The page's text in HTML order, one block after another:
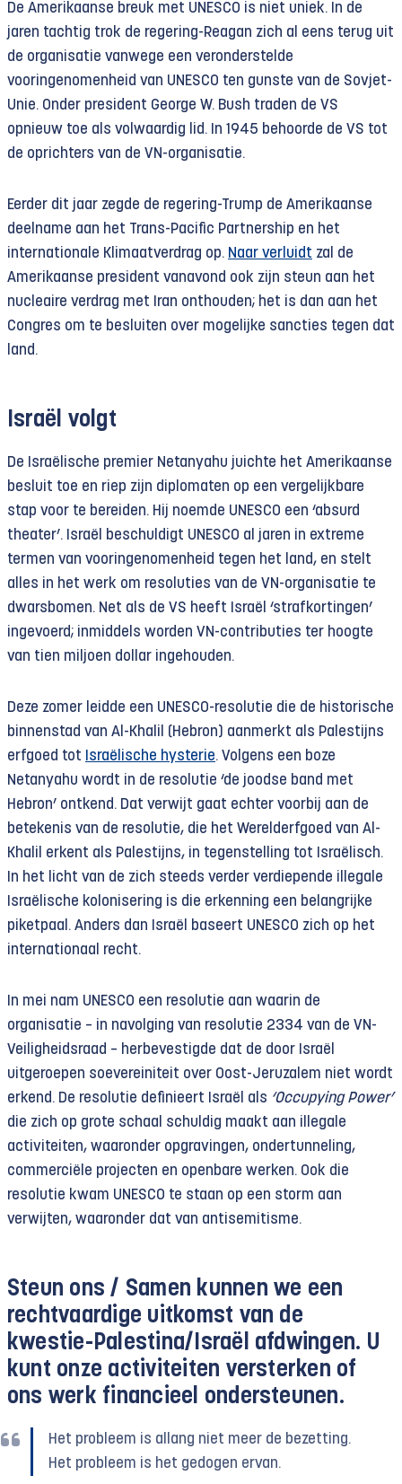
De Amerikaanse breuk met UNESCO is niet uniek. In de
jaren tachtig trok de regering-Reagan zich al eens terug uit
de organisatie vanwege een veronderstelde
vooringenomenheid van UNESCO ten gunste van de Sovjet-
Unie. Onder president George W. Bush traden de VS
opnieuw toe als volwaardig lid. In 1945 behoorde de VS tot
de oprichters van de VN-organisatie.
Eerder dit jaar zegde de regering-Trump de Amerikaanse
deelname aan het Trans-Pacific Partnership en het
internationale Klimaatverdrag op. Naar verluidt zal de
Amerikaanse president vanavond ook zijn steun aan het
nucleaire verdrag met Iran onthouden; het is dan aan het
Congres om te besluiten over mogelijke sancties tegen dat
land.
Israël volgt
De Israëlische premier Netanyahu juichte het Amerikaanse
besluit toe en riep zijn diplomaten op een vergelijkbare
stap voor te bereiden. Hij noemde UNESCO een ‘absurd
theater’. Israël beschuldigt UNESCO al jaren in extreme
termen van vooringenomenheid tegen het land, en stelt
alles in het werk om resoluties van de VN-organisatie te
dwarsbomen. Net als de VS heeft Israël ‘strafkortingen’
ingevoerd; inmiddels worden VN-contributies ter hoogte
van tien miljoen dollar ingehouden.
Deze zomer leidde een UNESCO-resolutie die de historische
binnenstad van Al-Khalil (Hebron) aanmerkt als Palestijns
erfgoed tot Israëlische hysterie. Volgens een boze
Netanyahu wordt in de resolutie ‘de joodse band met
Hebron’ ontkend. Dat verwijt gaat echter voorbij aan de
betekenis van de resolutie, die het Werelderfgoed van Al-
Khalil erkent als Palestijns, in tegenstelling tot Israëlisch.
In het licht van de zich steeds verder verdiepende illegale
Israëlische kolonisering is die erkenning een belangrijke
piketpaal. Anders dan Israël baseert UNESCO zich op het
internationaal recht.
In mei nam UNESCO een resolutie aan waarin de
organisatie – in navolging van resolutie 2334 van de VN-
Veiligheidsraad – herbevestigde dat de door Israël
uitgeroepen soevereiniteit over Oost-Jeruzalem niet wordt
erkend. De resolutie definieert Israël als ‘Occupying Power’
die zich op grote schaal schuldig maakt aan illegale
activiteiten, waaronder opgravingen, ondertunneling,
commerciële projecten en openbare werken. Ook die
resolutie kwam UNESCO te staan op een storm aan
verwijten, waaronder dat van antisemitisme.
Steun ons / Samen kunnen we een
rechtvaardige uitkomst van de
kwestie-Palestina/Israël afdwingen. U
kunt onze activiteiten versterken of
ons werk financieel ondersteunen.
Het probleem is allang niet meer de bezetting.
Het probleem is het gedogen ervan.